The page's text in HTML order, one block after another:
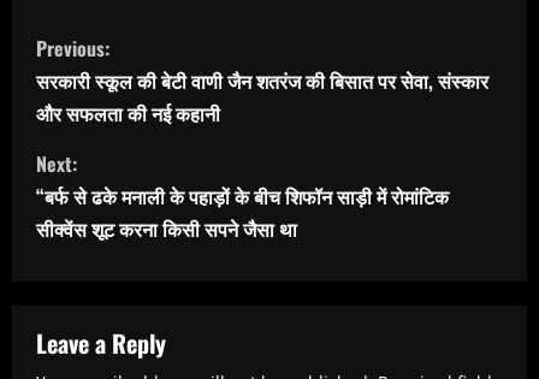
C
o
n
t
i
n
R
Previous:
सरकारी स्कूल की बेटी वाणी जैन शतरंज की बिसात पर सेवा, संस्कार
और सफलता की नई कहानी
Next:
“बर्फ से ढके मनाली के पहाड़ों के बीच शिफॉन साड़ी में रोमांटिक
सीक्वेंस शूट करना किसी सपने जैसा था
Leave a Reply